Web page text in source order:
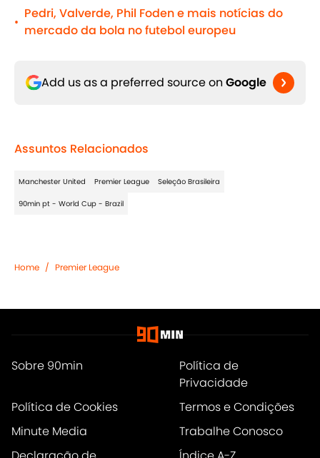
•
Pedri, Valverde, Phil Foden e mais notícias do
mercado da bola no futebol europeu
Add us as a preferred source on Google
Assuntos Relacionados
Manchester United Premier League Seleção Brasileira
90min pt - World Cup - Brazil
Home / Premier League
Sobre 90min
Política de
Privacidade
Política de Cookies
Termos e Condições
Minute Media
Trabalhe Conosco